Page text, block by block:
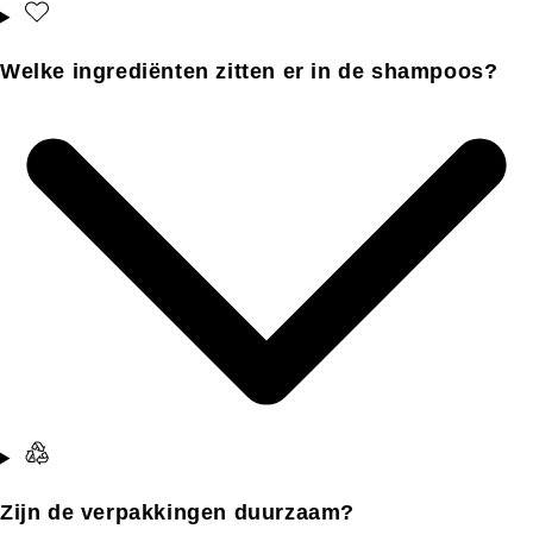
Welke ingrediënten zitten er in de shampoos?
Zijn de verpakkingen duurzaam?